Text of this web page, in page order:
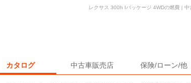
カタログ 中古車販売店 保険/ローン/他
レクサス 300h Iパッケージ 4WDの燃費 |